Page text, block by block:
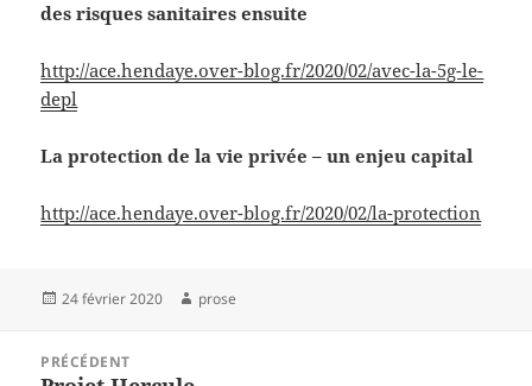
des risques sanitaires ensuite
http://ace.hendaye.over-blog.fr/2020/02/avec-la-5g-le-
depl
La protection de la vie privée – un enjeu capital
http://ace.hendaye.over-blog.fr/2020/02/la-protection
Publié
24 février 2020 Auteur
prose
PRÉCÉDENT